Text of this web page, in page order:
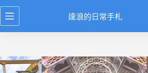
跳
至
容
達浪的日常手札